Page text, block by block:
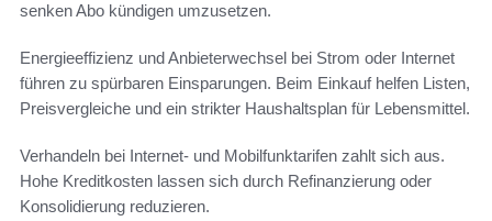
senken Abo kündigen umzusetzen.
Energieeffizienz und Anbieterwechsel bei Strom oder Internet
führen zu spürbaren Einsparungen. Beim Einkauf helfen Listen,
Preisvergleiche und ein strikter Haushaltsplan für Lebensmittel.
Verhandeln bei Internet- und Mobilfunktarifen zahlt sich aus.
Hohe Kreditkosten lassen sich durch Refinanzierung oder
Konsolidierung reduzieren.